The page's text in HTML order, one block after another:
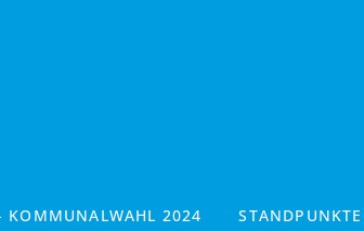
KOMMUNALWAHL 2024 STANDPUNKTE